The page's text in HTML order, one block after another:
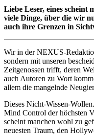
Liebe Leser, eines scheint
viele Dinge, über die wir
auch ihre Grenzen in
Wir in der NEXUS-
sondern mit unseren
Zeitgenossen trifft, deren
auch Autoren zu Wort
allem die mangelnde
Dieses Nicht-Wissen-
Mind Control der höchsten
scheint manchen wohl zu
neuesten Traum, den